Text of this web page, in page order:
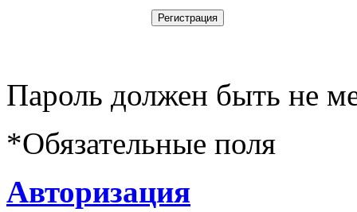
Пароль должен быть не
*Обязательные поля
Авторизация